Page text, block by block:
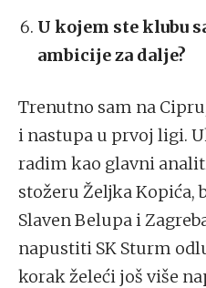
U kojem ste klubu
ambicije za dalje?
Trenutno sam na
i nastupa u prvoj ligi.
radim kao glavni
stožeru Željka Kopića,
Slaven Belupa i
napustiti SK Sturm
korak želeći još više